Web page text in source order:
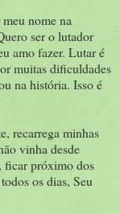
nome na
ser o lutador
amo fazer. Lutar é
muitas dificuldades
na história. Isso é
recarrega minhas
vinha desde
ficar próximo dos
os dias, Seu